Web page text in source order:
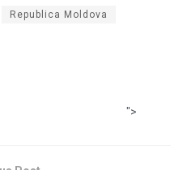
Republica Moldova
">